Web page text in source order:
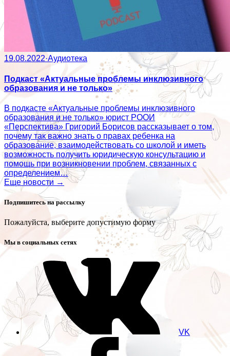
19.08.2022·Аудиотека
Подкаст «Актуальные проблемы инклюзивного
образования и не только»
В подкасте «Актуальные проблемы инклюзивного
образования и не только» юрист РООИ
«Перспектива» Григорий Борисов рассказывает о том,
почему так важно знать о правах ребенка на
образование, взаимодействовать со школой и иметь
возможность получить юридическую консультацию и
помощь при возникновении проблем, связанных с
определением…
Еще новости →
Подпишитесь на рассылку
Пожалуйста, выберите допустимую форму
Мы в социальных сетях
VK